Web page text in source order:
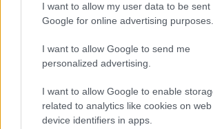
I want to allow my user data to be sent
Google for online advertising purposes.
I want to allow Google to send me
personalized advertising.
I want to allow Google to enable
related to analytics like cookies on
device identifiers in apps.
Los coches más buscados